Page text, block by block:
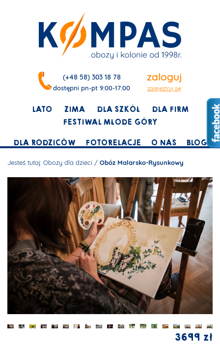
(+48 58) 303 18 78
dostępni pn-pt 9:00-17:00
zaloguj
zarejestruj się
LATO ZIMA DLA SZKÓŁ
DLA FIRM
FESTIWAL MŁODE GÓRY
DLA RODZICÓW
FOTORELACJE O NAS BLOG
Jesteś tutaj: Obozy dla dzieci / Obóz Malarsko-Rysunkowy
3699 zł